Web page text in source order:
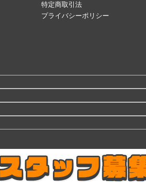
特定商取引法
プライバシーポリシー